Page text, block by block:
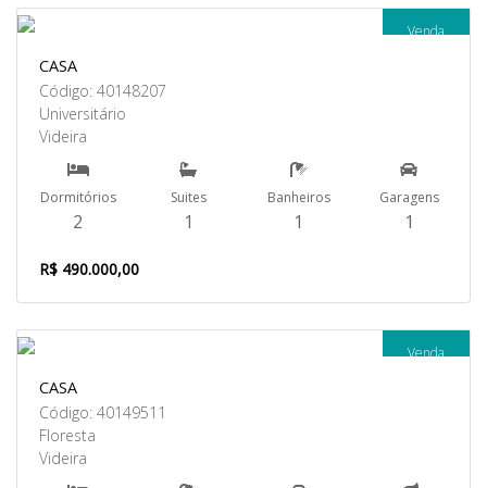
Venda
CASA
Código: 40148207
Universitário
Videira
Dormitórios
2
Suites
1
Banheiros
1
Garagens
1
R$ 490.000,00
Venda
CASA
Código: 40149511
Floresta
Videira